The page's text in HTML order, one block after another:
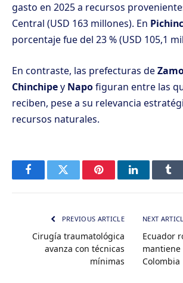
gasto en 2025 a recursos
Central (USD 163 millones). En
porcentaje fue del 23 % (USD 105,1
En contraste, las prefecturas de
Chinchipey Napofiguran entre las
reciben, pese a su relevancia
recursos naturales.
FacebookTwitter PinterestLinkedIn
PREVIOUS ARTICLE
Cirugía traumatológica
avanza con técnicas
mínimas
NEXT
Ecuador
mantiene
Colombia